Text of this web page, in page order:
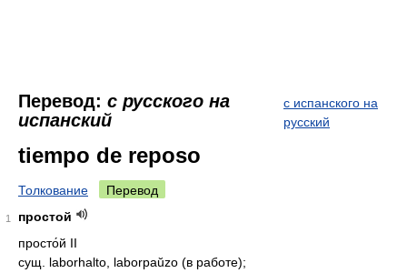
Перевод: с русского на
испанский
с испанского на
русский
tiempo de reposo
Толкование Перевод
1
простой
просто́й II
сущ. laborhalto, laborpaŭzo (в работе);